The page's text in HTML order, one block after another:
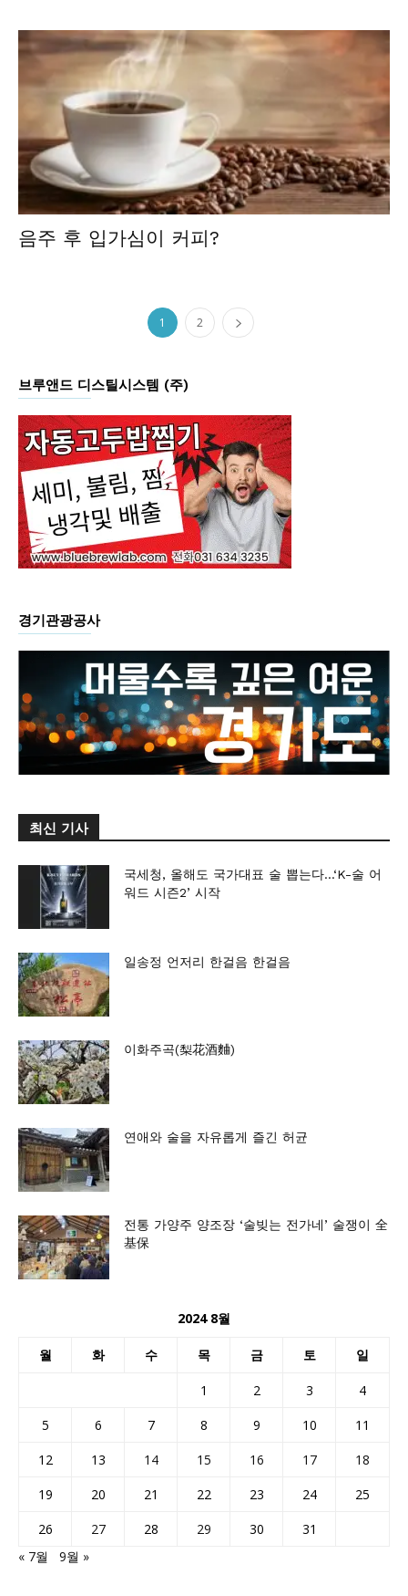
음주 후 입가심이 커피?
1 2
브루앤드 디스틸시스템 (주)
경기관광공사
최신 기사
국세청, 올해도 국가대표 술 뽑는다…‘K-술 어
워드 시즌2’ 시작
일송정 언저리 한걸음 한걸음
이화주곡(梨花酒麯)
연애와 술을 자유롭게 즐긴 허균
전통 가양주 양조장 ‘술빚는 전가네’ 술쟁이 全
基保
2024 8월
월 화 수 목 금 토 일
1 2 3
4
5
6 7 8 9 10
11
12
13 14 15 16 17
18
19
20 21 22 23 24
25
26
27 28 29 30
31
« 7월
9월 »